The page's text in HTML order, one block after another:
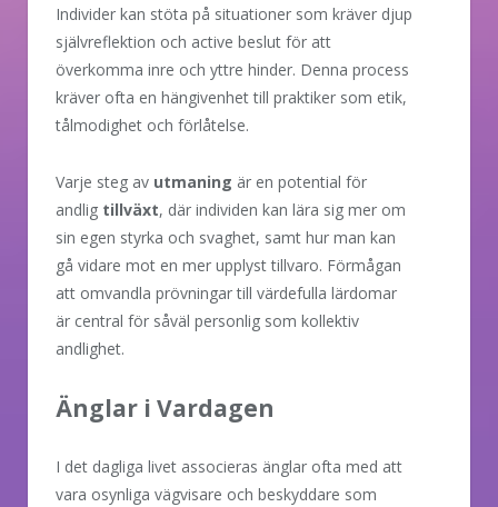
Individer kan stöta på situationer som kräver djup
självreflektion och active beslut för att
överkomma inre och yttre hinder. Denna process
kräver ofta en hängivenhet till praktiker som etik,
tålmodighet och förlåtelse.
Varje steg av utmaning är en potential för
andlig tillväxt, där individen kan lära sig mer om
sin egen styrka och svaghet, samt hur man kan
gå vidare mot en mer upplyst tillvaro. Förmågan
att omvandla prövningar till värdefulla lärdomar
är central för såväl personlig som kollektiv
andlighet.
Änglar i Vardagen
I det dagliga livet associeras änglar ofta med att
vara osynliga vägvisare och beskyddare som